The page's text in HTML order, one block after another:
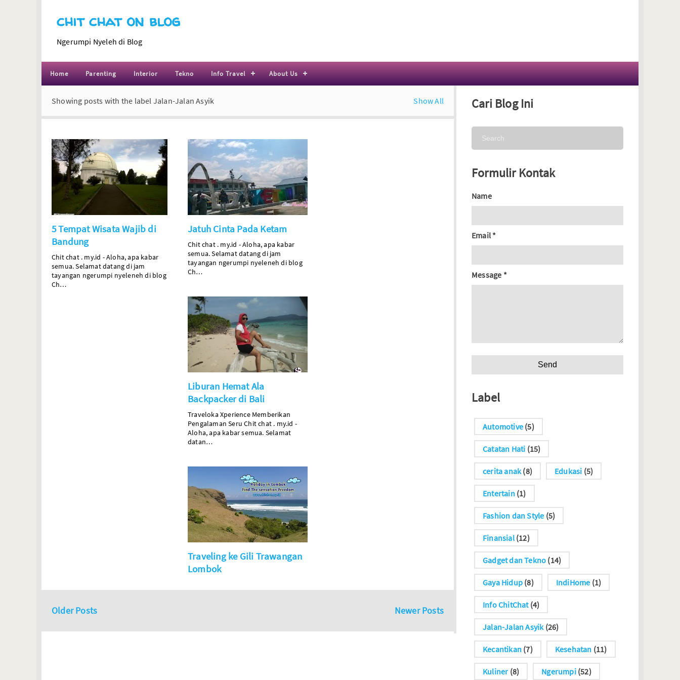
chit chat on blog
Ngerumpi Nyeleh di Blog
Home Parenting Interior Tekno Info Travel About Us
Showing posts with the label Jalan-Jalan Asyik Show All
5 Tempat Wisata Wajib di
Bandung
Chitchat. my.id - Aloha, apa kabar
semua. Selamat datang di jam
tayangan ngerumpi nyeleneh di blog
Ch…
Jatuh Cinta Pada Ketam
Chitchat. my.id - Aloha, apa kabar
semua. Selamat datang di jam
tayangan ngerumpi nyeleneh di blog
Ch…
Liburan Hemat Ala
Backpacker di Bali
Traveloka Xperience Memberikan
Pengalaman Seru Chitchat. my.id -
Aloha, apa kabar semua. Selamat
datan…
Traveling ke Gili Trawangan
Lombok
Newer Posts
Older Posts
Cari Blog Ini
Formulir Kontak
Name
Email *
Message *
Label
Automotive (5)
Catatan Hati (15)
cerita anak(8) Edukasi (5)
Entertain (1)
Fashion dan Style (5)
Finansial (12)
Gadget dan Tekno (14)
Gaya Hidup (8) IndiHome (1)
Info ChitChat (4)
Jalan-Jalan Asyik (26)
Kecantikan (7) Kesehatan (11)
Kuliner (8) Ngerumpi (52)